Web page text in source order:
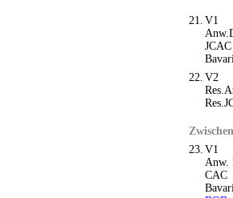
21. V1
JCAC
22. V2
23. V1
Anw.
CAC